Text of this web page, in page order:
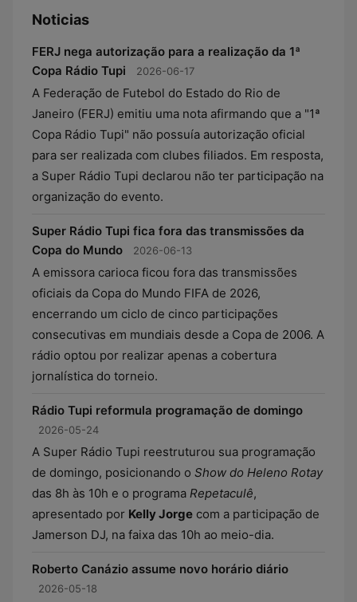
Noticias
FERJ nega autorização para a realização da 1ª
Copa Rádio Tupi
2026-06-17
A Federação de Futebol do Estado do Rio de
Janeiro (FERJ) emitiu uma nota afirmando que a "1ª
Copa Rádio Tupi" não possuía autorização oficial
para ser realizada com clubes filiados. Em resposta,
a Super Rádio Tupi declarou não ter participação na
organização do evento.
Super Rádio Tupi fica fora das transmissões da
Copa do Mundo
2026-06-13
A emissora carioca ficou fora das transmissões
oficiais da Copa do Mundo FIFA de 2026,
encerrando um ciclo de cinco participações
consecutivas em mundiais desde a Copa de 2006. A
rádio optou por realizar apenas a cobertura
jornalística do torneio.
Rádio Tupi reformula programação de domingo
2026-05-24
A Super Rádio Tupi reestruturou sua programação
de domingo, posicionando o Show do Heleno Rotay
das 8h às 10h e o programa Repetaculê,
apresentado por Kelly Jorge com a participação de
Jamerson DJ, na faixa das 10h ao meio-dia.
Roberto Canázio assume novo horário diário
2026-05-18